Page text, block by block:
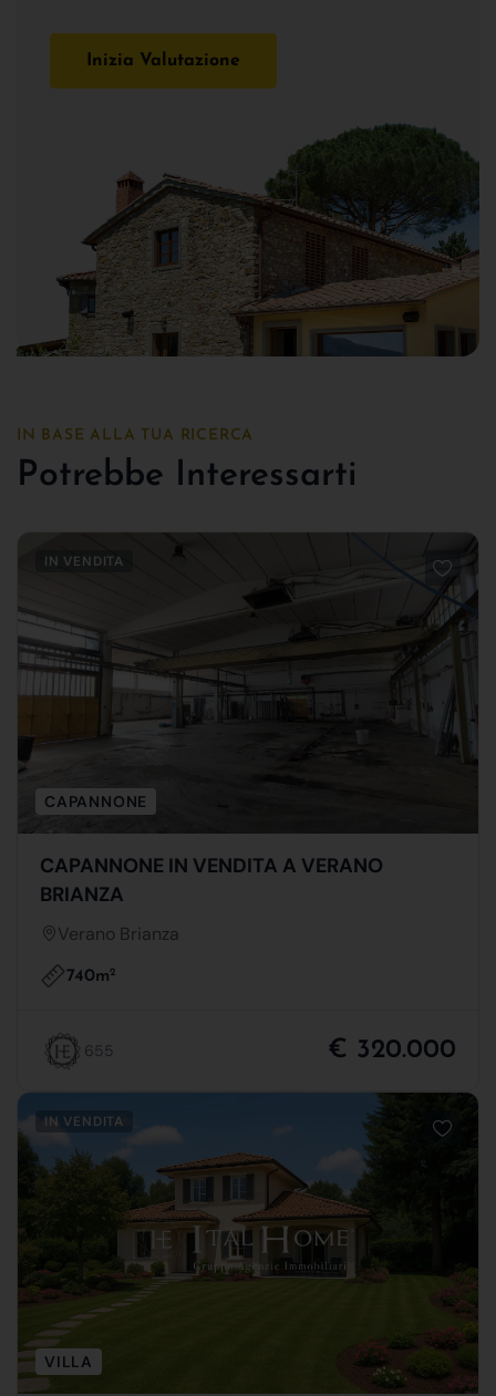
Inizia Valutazione
IN BASE ALLA TUA RICERCA
Potrebbe Interessarti
IN VENDITA
CAPANNONE
CAPANNONE IN VENDITA A VERANO
BRIANZA
Verano Brianza
740m2
655 € 320.000
IN VENDITA
VILLA